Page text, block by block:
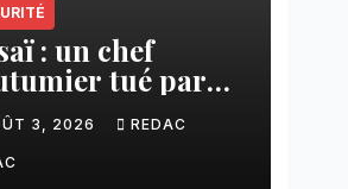
: un chef
tué par
par un policier
la
monte
3, 2026 REDAC